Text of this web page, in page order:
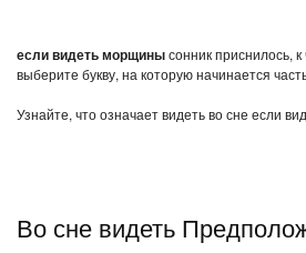
если видеть морщинысонник приснилось,
выберите букву, на которую начинается
Узнайте, что означает видеть во сне если
Во сне видеть